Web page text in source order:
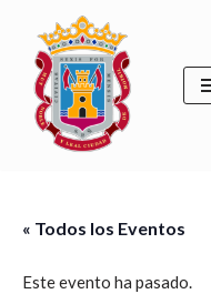
Saltar
contenido
« Todos los Eventos
Este evento ha pasado.